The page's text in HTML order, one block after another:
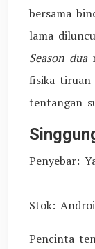
bersama
lama
Season dua
fisika
tentangan
Penyebar:
Stok:
Pencinta